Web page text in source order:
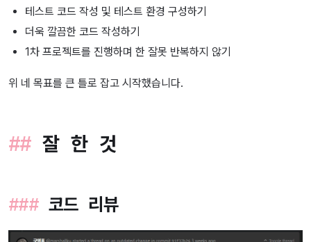
테스트 코드 작성 및 테스트 환경 구성하기
더욱 깔끔한 코드 작성하기
1차 프로젝트를 진행하며 한 잘못 반복하지 않기
위 네 목표를 큰 틀로 잡고 시작했습니다.
잘 한 것
코드 리뷰